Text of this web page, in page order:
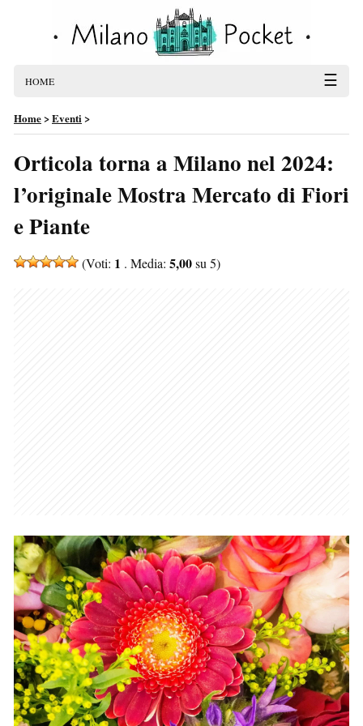
HOME ☰
Home>Eventi>
Orticola torna a Milano nel 2024:
l’originale Mostra Mercato di Fiori
e Piante
(Voti: 1 . Media: 5,00su 5)